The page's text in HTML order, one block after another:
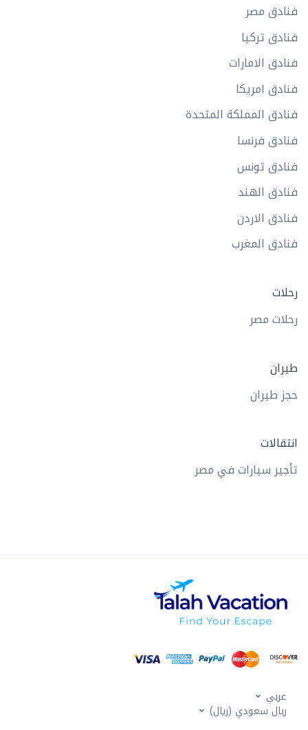
فنادق مصر
فنادق تركيا
فنادق الامارات
فنادق امريكا
فنادق المملكة المتحدة
فنادق فرنسا
فنادق تونس
فنادق الهند
فنادق الاردن
فنادق المغرب
رحلات
رحلات مصر
طيران
حجز طيران
انتقالات
تأجير سيارات في مصر
عربي
ربال سعودي (ريال)